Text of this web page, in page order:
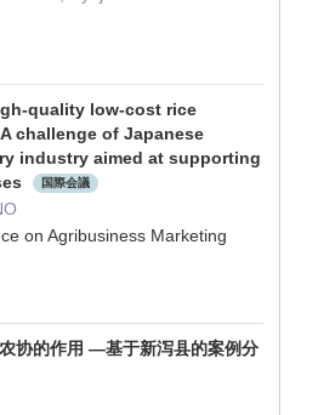
quality low-cost rice
challenge of Japanese
industry aimed at supporting
国際会議
on Agribusiness Marketing
协的作用 —基于新泻县的案例分